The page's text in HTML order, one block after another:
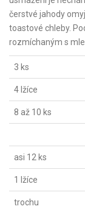
čerstvé jahody
toastové chleby.
rozmíchaným s
3 ks
4 lžíce
8 až 10 ks
asi 12 ks
1 lžíce
trochu